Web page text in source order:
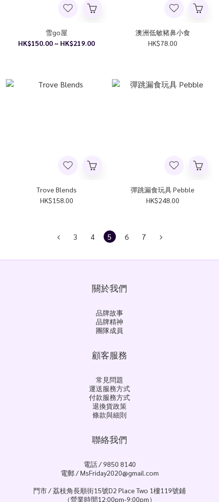
雪go屋
HK$150.00 ~ HK$219.00
澳洲低敏豬鼻小食
HK$78.00
Trove Blends
HK$158.00
彈跳漏食玩具 Pebble
HK$248.00
3 4 5 6 7
關於我們
品牌故事
品牌精神
團隊成員
顧客服務
常見問題
運送服務方式
付款服務方式
退換貨政策
條款與細則
聯絡我們
電話 / 9850 8140
電郵 / MsFriday2020@gmail.com
門市 / 荔枝角長順街15號D2 Place Two 1樓119號鋪
（營業時間12:00pm-9:00pm）